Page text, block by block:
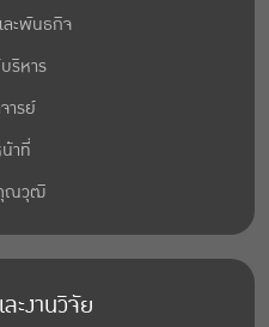
ะพันธกิจ
ริหาร
ารย์
าที่
ณวุฒิ
ะงานวิจัย